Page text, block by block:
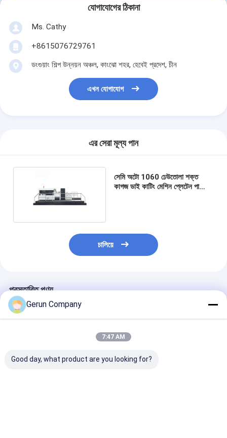
যোগাযোগের ঠিকানা
Ms. Cathy
+8615076729761
ডংগুয়াং শিল্প উন্নয়ন অঞ্চল, কাংঝো শহর, হেবেই প্রদেশ, চীন
এখন যোগাযোগ
এর সেরা মূল্য পান
সেমি অটো 1060 ঢেউতোলা শক্ত
কাগজ ডাই কাটিং মেশিন প্লেটেন পাঞ্চিং
চালিয়ে
প্রস্তাবিত পণ্য
Gerun Company
7:47 AM
Good day, what product are you looking for?